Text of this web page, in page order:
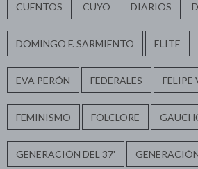
CUENTOS CUYO DIARIOS
DOMINGO F. SARMIENTO ELITE
EVA PERÓN FEDERALES FELIPE
FEMINISMO FOLCLORE
GENERACIÓN DEL 37'